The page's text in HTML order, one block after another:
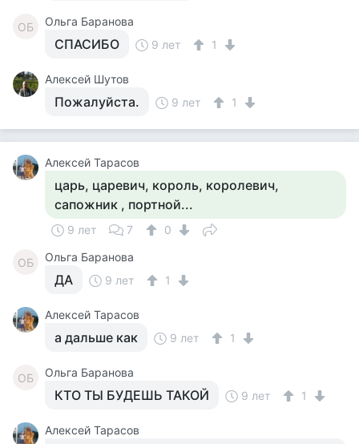
ОБ Ольга Баранова
СПАСИБО 9 лет 1
Алексей Шутов
Пожалуйста. 9 лет 1
Алексей Тарасов
царь, царевич, король, королевич,
сапожник , портной...
9 лет 7 0
ОБ Ольга Баранова
ДА 9 лет 1
Алексей Тарасов
а дальше как 9 лет 1
ОБ Ольга Баранова
КТО ТЫ БУДЕШЬ ТАКОЙ 9 лет 1
Алексей Тарасов